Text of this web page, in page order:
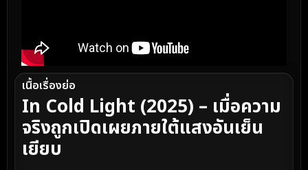
เนื้อเรื่องย่อ
In Cold Light (2025) – เมื่อความ
จริงถูกเปิดเผยภายใต้แสงอันเย็น
เยียบ